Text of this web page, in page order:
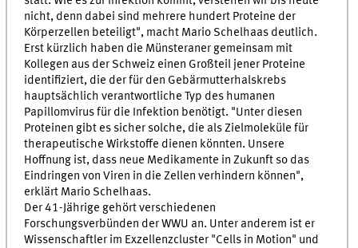
nicht, denn dabei sind mehrere hundert Proteine der
Körperzellen beteiligt", macht Mario Schelhaas deutlich.
Erst kürzlich haben die Münsteraner gemeinsam mit
Kollegen aus der Schweiz einen Großteil jener Proteine
identifiziert, die der für den Gebärmutterhalskrebs
hauptsächlich verantwortliche Typ des humanen
Papillomvirus für die Infektion benötigt. "Unter diesen
Proteinen gibt es sicher solche, die als Zielmoleküle für
therapeutische Wirkstoffe dienen könnten. Unsere
Hoffnung ist, dass neue Medikamente in Zukunft so das
Eindringen von Viren in die Zellen verhindern können",
erklärt Mario Schelhaas.
Der 41-Jährige gehört verschiedenen
Forschungsverbünden der WWU an. Unter anderem ist er
Wissenschaftler im Exzellenzcluster "Cells in Motion" und